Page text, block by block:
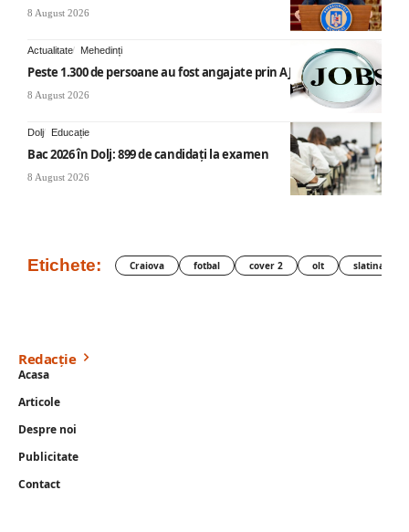
8 August 2026
Actualitate Mehedinți
Peste 1.300 de persoane au fost angajate prin AJOFM Mehedinți
8 August 2026
Dolj Educație
Bac 2026 în Dolj: 899 de candidați la examen
8 August 2026
Etichete: Craiova fotbal cover 2 olt slatina
Redacție
Acasa
Articole
Despre noi
Publicitate
Contact